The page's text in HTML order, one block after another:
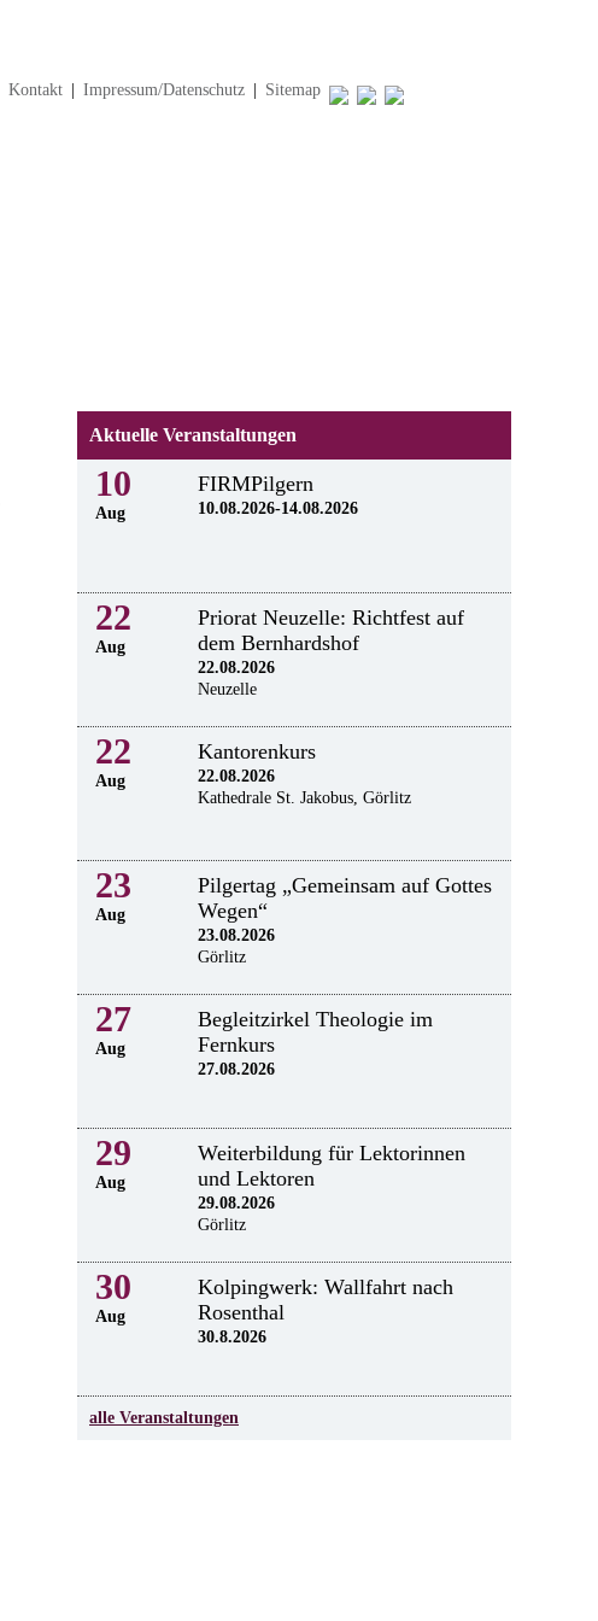
Kontakt Impressum/Datenschutz Sitemap
Aktuelle Veranstaltungen
10
Aug
FIRMPilgern
10.08.2026-14.08.2026
22
Aug
Priorat Neuzelle: Richtfest auf
dem Bernhardshof
22.08.2026
Neuzelle
22
Aug
Kantorenkurs
22.08.2026
Kathedrale St. Jakobus, Görlitz
23
Aug
Pilgertag „Gemeinsam auf Gottes
Wegen“
23.08.2026
Görlitz
27
Aug
Begleitzirkel Theologie im
Fernkurs
27.08.2026
29
Aug
Weiterbildung für Lektorinnen
und Lektoren
29.08.2026
Görlitz
30
Aug
Kolpingwerk: Wallfahrt nach
Rosenthal
30.8.2026
alle Veranstaltungen